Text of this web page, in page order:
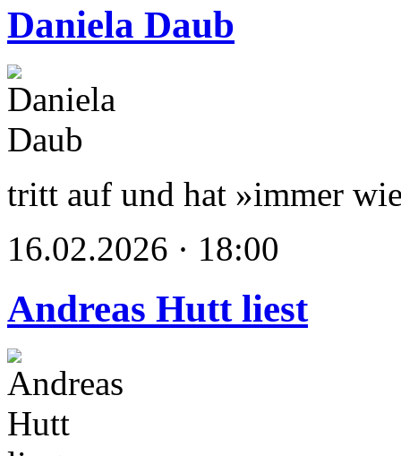
Daniela Daub
tritt auf und hat »immer
16.02.2026 · 18:00
Andreas Hutt liest